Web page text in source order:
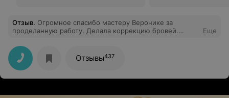
Отзыв. Огромное спасибо мастеру Веронике за
проделанную работу. Делала коррекцию бровей.
мастера. И цвет, и форма подобраны идеально. Всем
рекомендую.
Еще
Отзывы437